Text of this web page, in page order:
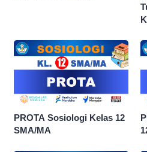
PROTA Sosiologi Kelas 12
SMA/MA